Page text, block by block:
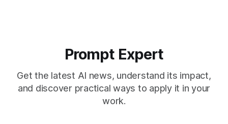
Prompt Expert
Get the latest AI news, understand its impact,
and discover practical ways to apply it in your
work.